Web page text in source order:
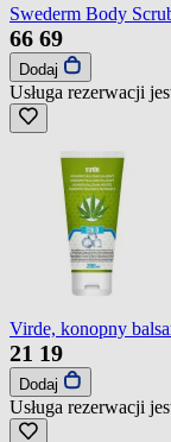
Swederm Body
66 69
Dodaj
Usługa rezerwacji
Virde, konopny
21 19
Dodaj
Usługa rezerwacji